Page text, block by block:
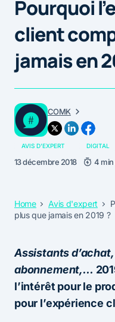
Pourquoi
client
jamais en
COMK
AVIS D'EXPERT DIGITAL
13 décembre 2018 4 min
Home Avis d'expert
plus que jamais en 2019 ?
Assistants
abonnement,…
l’intérêt pour le
pour l’expérience